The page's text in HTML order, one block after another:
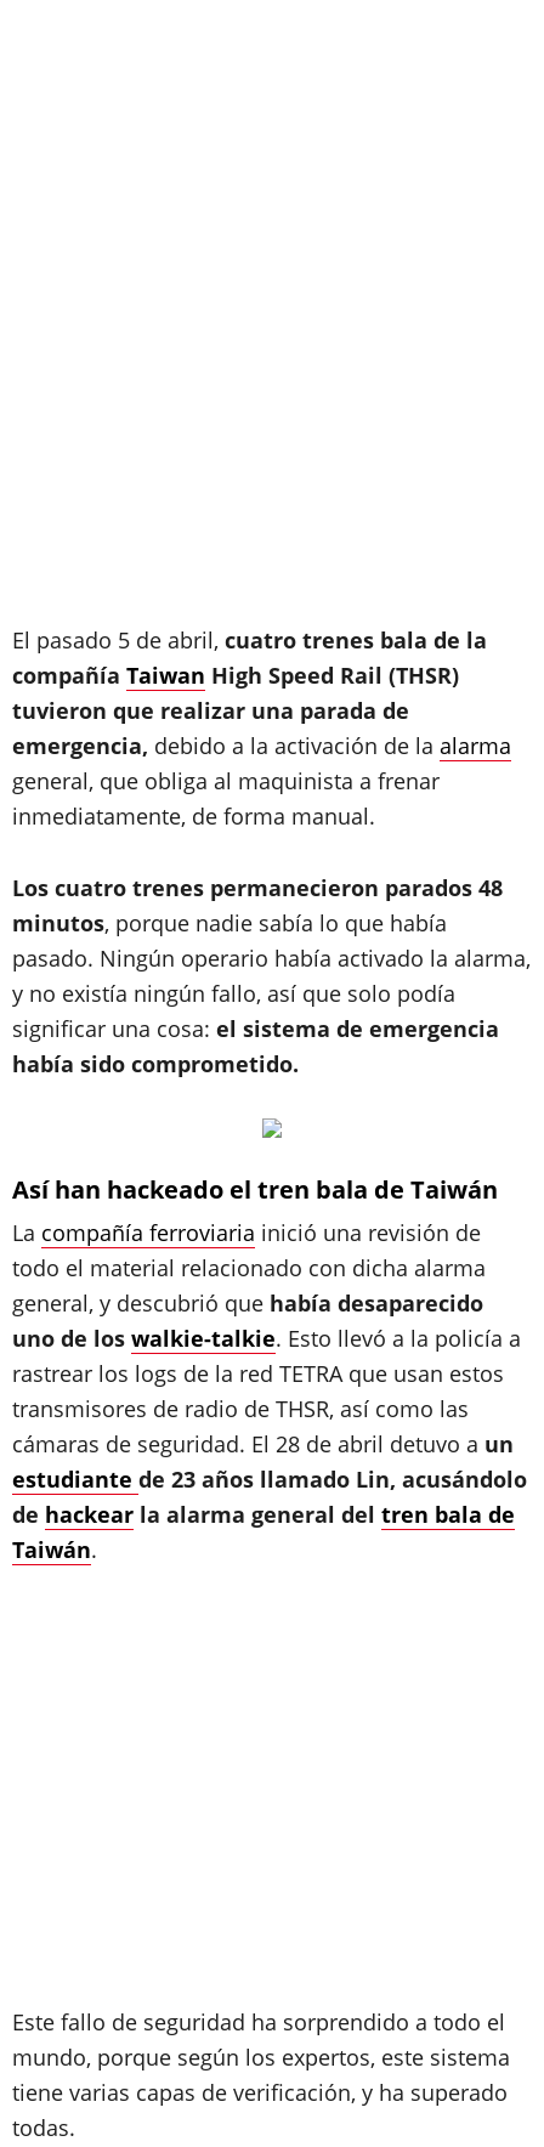
El pasado 5 de abril, cuatro trenes bala de la
compañía Taiwan High Speed Rail (THSR)
tuvieron que realizar una parada de
emergencia, debido a la activación de la alarma
general, que obliga al maquinista a frenar
inmediatamente, de forma manual.
Los cuatro trenes permanecieron parados 48
minutos, porque nadie sabía lo que había
pasado. Ningún operario había activado la alarma,
y no existía ningún fallo, así que solo podía
significar una cosa: el sistema de emergencia
había sido comprometido.
Así han hackeado el tren bala de Taiwán
La compañía ferroviaria inició una revisión de
todo el material relacionado con dicha alarma
general, y descubrió que había desaparecido
uno de los walkie-talkie. Esto llevó a la policía a
rastrear los logs de la red TETRA que usan estos
transmisores de radio de THSR, así como las
cámaras de seguridad. El 28 de abril detuvo a un
estudiante de 23 años llamado Lin, acusándolo
de hackear la alarma general del tren bala de
Taiwán.
Este fallo de seguridad ha sorprendido a todo el
mundo, porque según los expertos, este sistema
tiene varias capas de verificación, y ha superado
todas.